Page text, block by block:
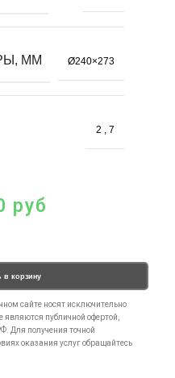
ММ Ø240×273
2 , 7
руб
в корзину
сайте носят исключительно
публичной офертой,
Для получения точной
оказания услуг обращайтесь